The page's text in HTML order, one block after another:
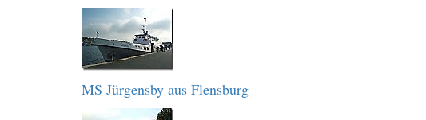
MS Jürgensby aus Flensburg